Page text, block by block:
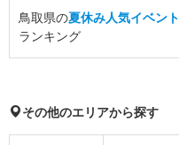
鳥取県の夏休み人気イベント
ランキング
その他のエリアから探す